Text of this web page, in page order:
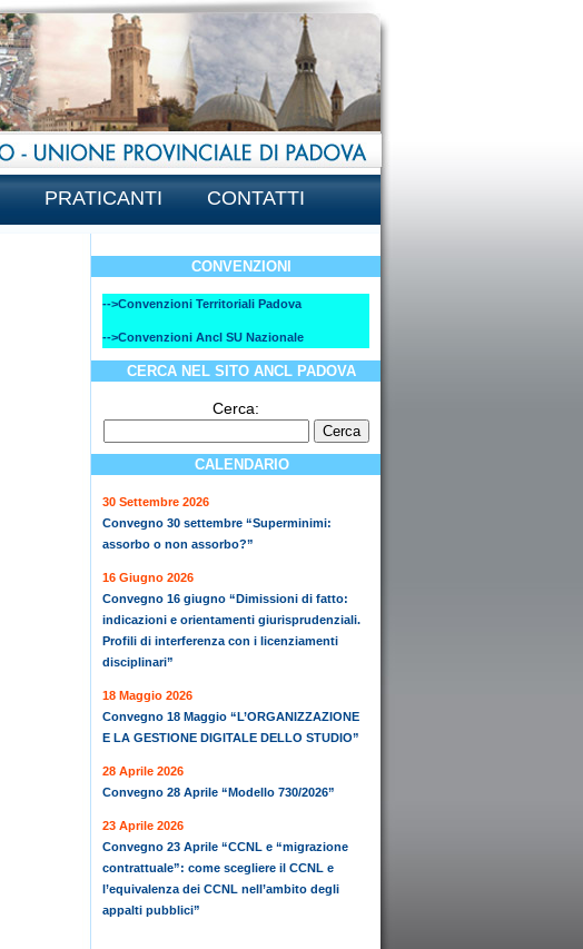
PRATICANTI CONTATTI
CONVENZIONI
-->Convenzioni Territoriali Padova
-->Convenzioni Ancl SU Nazionale
CERCA NEL SITO ANCL PADOVA
Cerca:
CALENDARIO
30 Settembre 2026
Convegno 30 settembre “Superminimi:
assorbo o non assorbo?”
16 Giugno 2026
Convegno 16 giugno “Dimissioni di fatto:
indicazioni e orientamenti giurisprudenziali.
Profili di interferenza con i licenziamenti
disciplinari”
18 Maggio 2026
Convegno 18 Maggio “L’ORGANIZZAZIONE
E LA GESTIONE DIGITALE DELLO STUDIO”
28 Aprile 2026
Convegno 28 Aprile “Modello 730/2026”
23 Aprile 2026
Convegno 23 Aprile “CCNL e “migrazione
contrattuale”: come scegliere il CCNL e
l’equivalenza dei CCNL nell’ambito degli
appalti pubblici”